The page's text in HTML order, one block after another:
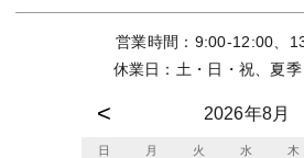
営業時間：9:00-12:00、
休業日：土・日・祝、夏
2026年8月
日 月 火 水 木